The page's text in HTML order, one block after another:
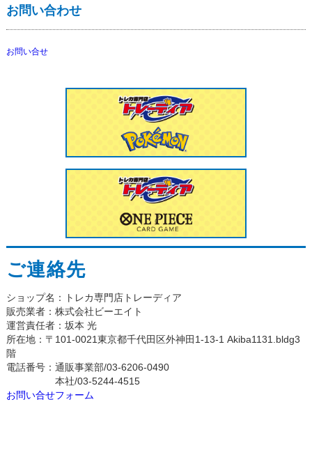
お問い合わせ
お問い合せ
ご連絡先
ショップ名：トレカ専門店トレーディア
販売業者：株式会社ビーエイト
運営責任者：坂本 光
所在地：〒101-0021東京都千代田区外神田1-13-1 Akiba1131.bldg3
階
電話番号：通販事業部/03-6206-0490
本社/03-5244-4515
お問い合せフォーム